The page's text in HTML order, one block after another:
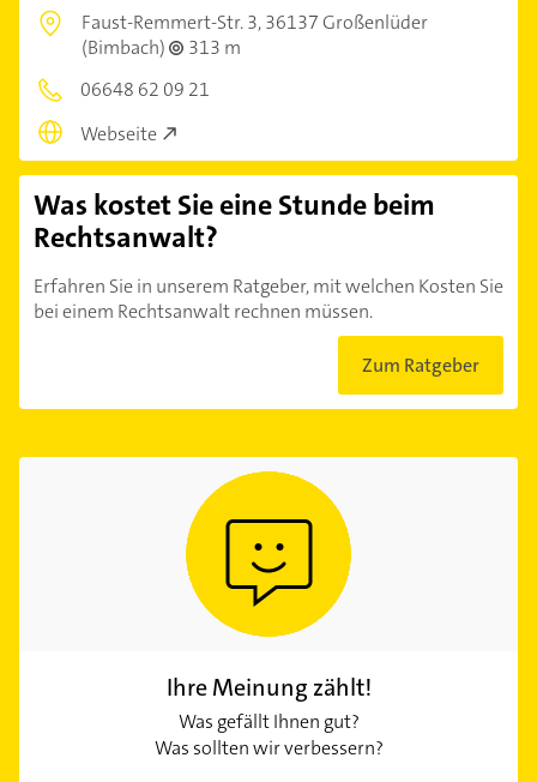
Faust-Remmert-Str. 3,36137 Großenlüder
(Bimbach)
313 m
06648 62 09 21
Webseite
Was kostet Sie eine Stunde beim
Rechtsanwalt?
Erfahren Sie in unserem Ratgeber, mit welchen Kosten Sie
bei einem Rechtsanwalt rechnen müssen.
Zum Ratgeber
Ihre Meinung zählt!
Was gefällt Ihnen gut?
Was sollten wir verbessern?